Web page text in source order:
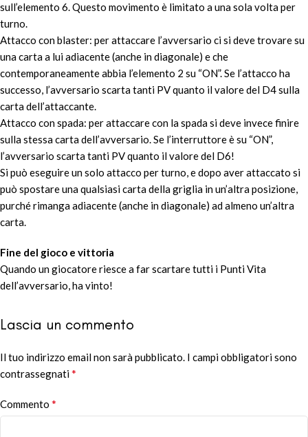
sull’elemento 6. Questo movimento è limitato a una sola volta per
turno.
Attacco con blaster: per attaccare l’avversario ci si deve trovare su
una carta a lui adiacente (anche in diagonale) e che
contemporaneamente abbia l’elemento 2 su “ON”. Se l’attacco ha
successo, l’avversario scarta tanti PV quanto il valore del D4 sulla
carta dell’attaccante.
Attacco con spada: per attaccare con la spada si deve invece finire
sulla stessa carta dell’avversario. Se l’interruttore è su “ON”,
l’avversario scarta tanti PV quanto il valore del D6!
Si può eseguire un solo attacco per turno, e dopo aver attaccato si
può spostare una qualsiasi carta della griglia in un’altra posizione,
purché rimanga adiacente (anche in diagonale) ad almeno un’altra
carta.
Fine del gioco e vittoria
Quando un giocatore riesce a far scartare tutti i Punti Vita
dell’avversario, ha vinto!
Lascia un commento
Il tuo indirizzo email non sarà pubblicato. I campi obbligatori sono
contrassegnati*
Commento *
Alternative: